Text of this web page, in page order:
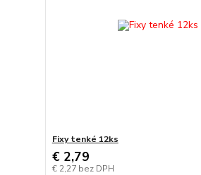
Fixy tenké 12ks
€ 2,79
€ 2,27 bez DPH